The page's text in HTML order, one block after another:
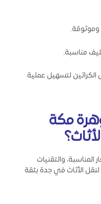
مناسبة.
لتسهيل عملية
مكة
المناسبة، والتقنيات
لنقل الأثاث في جدة بثقة